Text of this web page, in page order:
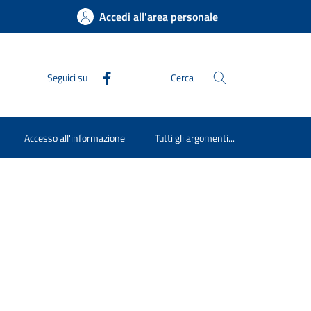
Accedi all'area personale
Seguici su Cerca
Accesso all'informazione Tutti gli argomenti...